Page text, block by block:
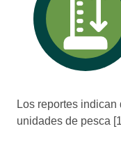
Los reportes
unidades de pesca